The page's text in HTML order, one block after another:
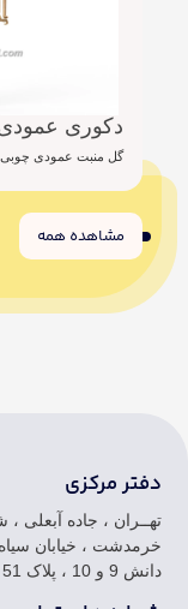
دکوری عمودی
گل منبت عمودی چوبی
1
2
3
4 مشاهده همه
دفتر مرکزی
تهــران ، جاده آبعلی
خرمدشت ، خیابان
دانش 9 و 10 ، پلاک 51